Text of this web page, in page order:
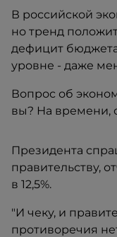
В российской
но тренд
дефицит
уровне - даже
Вопрос об
вы? На времени,
Президента
правительству,
в 12,5%.
"И чеку, и
противоречия